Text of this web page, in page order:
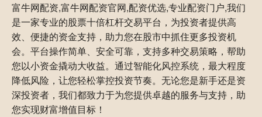
富牛网配资,富牛网配资官网,配资优选,专业配资门户,我们
是一家专业的股票十倍杠杆交易平台，为投资者提供高
效、便捷的资金支持，助力您在股市中抓住更多投资机
会。平台操作简单、安全可靠，支持多种交易策略，帮助
您以小资金撬动大收益。通过智能化风控系统，最大程度
降低风险，让您轻松掌控投资节奏。无论您是新手还是资
深投资者，我们都致力于为您提供卓越的服务与支持，助
您实现财富增值目标！